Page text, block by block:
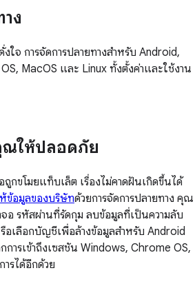
ง
งใจ การจัดการปลายทางสำหรับ Android,
MacOS และ Linux ทั้งตั้งค่าและใช้งาน
ณให้ปลอดภัย
ถูกขโมยแท็บเล็ต เรื่องไม่คาดฝันเกิดขึ้นได้
ข้อมูลของบริษัทด้วยการจัดการปลายทาง คุณ
อ รหัสผ่านที่รัดกุม ลบข้อมูลที่เป็นความลับ
อเลือกบัญชีเพื่อล้างข้อมูลสำหรับ Android
การเข้าถึงเซสชัน Windows, Chrome OS,
รได้อีกด้วย